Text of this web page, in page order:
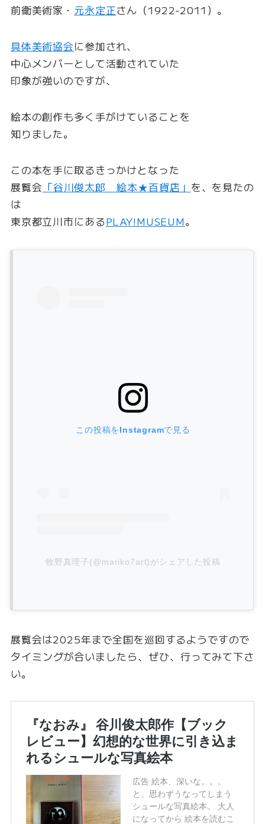
前衛美術家・ 元永定正さん（1922‐2011）。
具体美術協会に参加され、
中心メンバーとして活動されていた
印象が強いのですが、
絵本の創作も多く手がけていることを
知りました。
この本を手に取るきっかけとなった
展覧会 「谷川俊太郎 絵本★百貨店」 を、を見たの
は
東京都立川市にあるPLAY!MUSEUM。
この投稿をInstagramで見る
牧野真理子(@mariko7art)がシェアした投稿
展覧会は2025年まで全国を巡回するようですので
タイミングが合いましたら、ぜひ、行ってみて下さ
い。